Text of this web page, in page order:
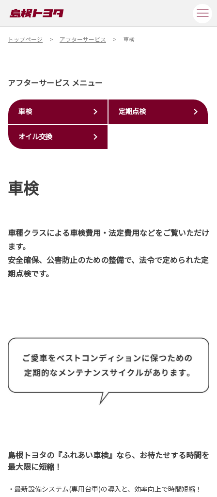
トップページ アフターサービス 車検
アフターサービス メニュー
車検 定期点検
オイル交換
車検
車種クラスによる車検費用・法定費用などをご覧いただけ
ます。
安全確保、公害防止のための整備で、法令で定められた定
期点検です。
島根トヨタの『ふれあい車検』なら、お待たせする時間を
最大限に短縮！
・最新設備システム(専用台車)の導入と、効率向上で時間短縮！